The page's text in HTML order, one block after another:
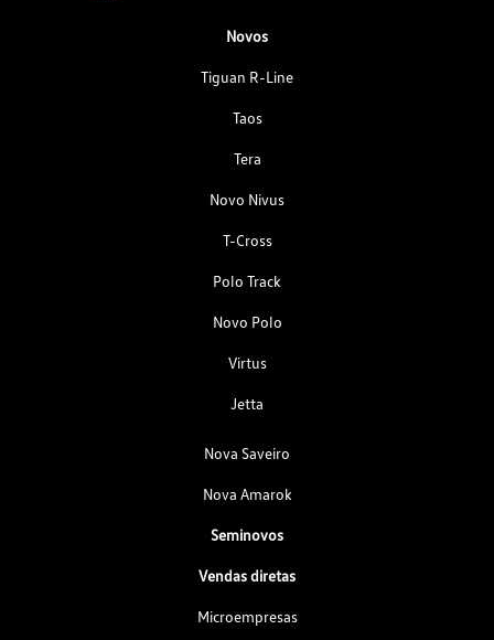
Novos
Tiguan R-Line
Taos
Tera
Novo Nivus
T-Cross
Polo Track
Novo Polo
Virtus
Jetta
Nova Saveiro
Nova Amarok
Seminovos
Vendas diretas
Microempresas